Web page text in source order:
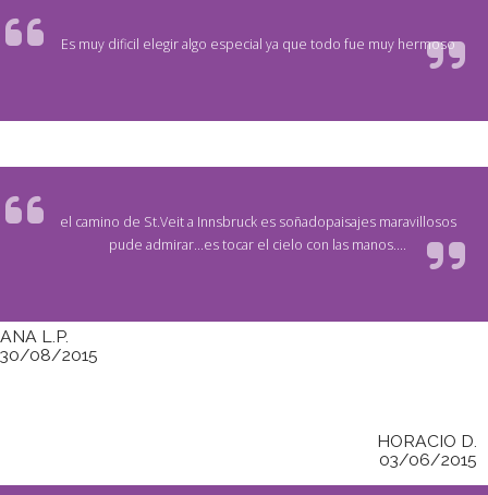
Es muy dificil elegir algo especial ya que todo fue muy hermoso
el camino de St.Veit a Innsbruck es soñadopaisajes maravillosos
pude admirar...es tocar el cielo con las manos....
ANA L.P.
30/08/2015
HORACIO D.
03/06/2015